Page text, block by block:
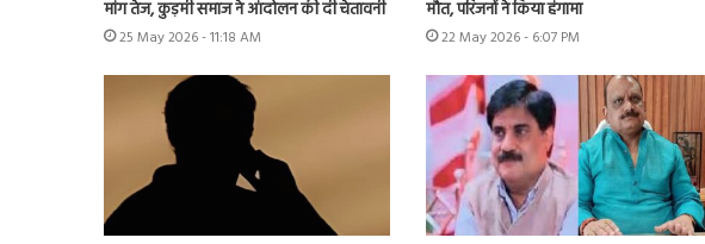
मांग तेज, कुड़मी समाज ने आंदोलन की दी चेतावनी
25 May 2026 - 11:18 AM
मौत, परिजनों ने किया हंगामा
22 May 2026 - 6:07 PM